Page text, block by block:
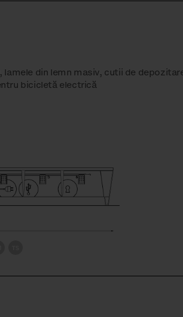
din lemn masiv, cutii de
bicicletă electrică